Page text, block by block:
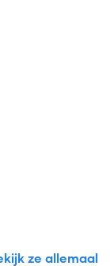
ze allemaal